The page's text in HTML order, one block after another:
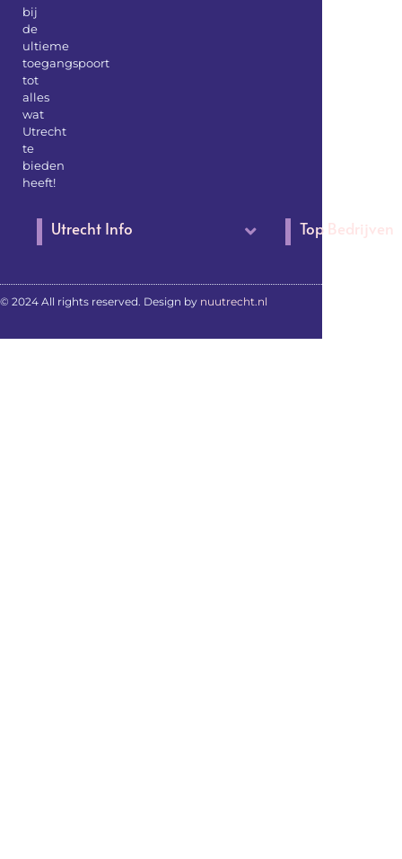
bij
de
ultieme
toegangspoort
tot
alles
wat
Utrecht
te
bieden
heeft!
Utrecht Info Top Bedrijven
© 2024 All rights reserved. Design by nuutrecht.nl